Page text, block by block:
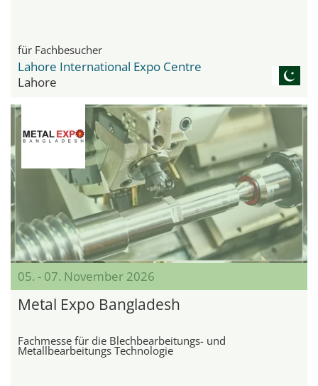
für Fachbesucher
Lahore International Expo Centre
Lahore
05. - 07. November 2026
Metal Expo Bangladesh
Fachmesse für die Blechbearbeitungs- und
Metallbearbeitungs Technologie